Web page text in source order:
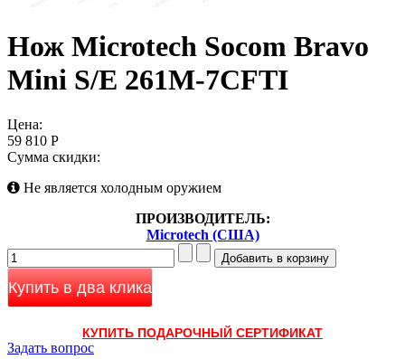
Нож Microtech Socom Bravo
Mini S/E 261M-7CFTI
Цена:
59 810 Р
Сумма скидки:
Не является холодным оружием
ПРОИЗВОДИТЕЛЬ:
Microtech (США)
Купить в два клика
КУПИТЬ ПОДАРОЧНЫЙ СЕРТИФИКАТ
Задать вопрос